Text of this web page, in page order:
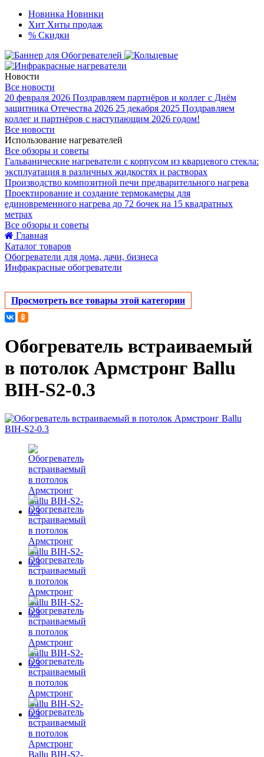
Новинка Новинки
Хит Хиты продаж
% Скидки
Новости
Все новости
20 февраля 2026 Поздравляем партнёров и коллег с Днём
защитника Отечества 2026 25 декабря 2025 Поздравляем
коллег и партнёров с наступающим 2026 годом!
Все новости
Использование нагревателей
Все обзоры и советы
Гальванические нагреватели с корпусом из кварцевого стекла:
эксплуатация в различных жидкостях и растворах
Производство композитной печи предварительного нагрева
Проектирование и создание термокамеры для
единовременного нагрева до 72 бочек на 15 квадратных
метрах
Все обзоры и советы
Главная
Каталог товаров
Обогреватели для дома, дачи, бизнеса
Инфракрасные обогреватели
Просмотреть все товары этой категории
Обогреватель встраиваемый
в потолок Армстронг Ballu
BIH-S2-0.3